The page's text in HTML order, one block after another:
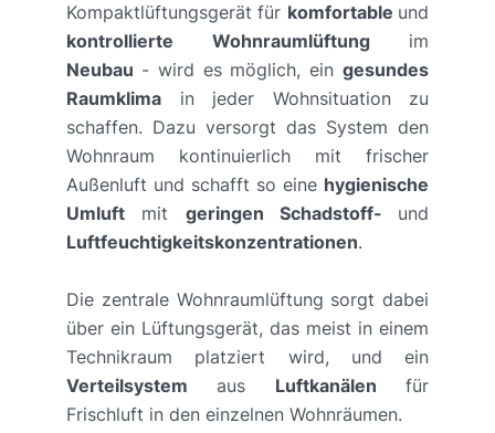
Kompaktlüftungsgerät für komfortable und
kontrollierte Wohnraumlüftungim
Neubau - wird es möglich, eingesundes
Raumklima in jeder Wohnsituation zu
schaffen. Dazu versorgt das System den
Wohnraum kontinuierlich mit frischer
Außenluft und schafft so eine hygienische
Umluft mit geringen Schadstoff- und
Luftfeuchtigkeitskonzentrationen.
Die zentrale Wohnraumlüftung sorgt dabei
über ein Lüftungsgerät, das meist in einem
Technikraum platziert wird, und ein
Verteilsystem aus Luftkanälen für
Frischluft in den einzelnen Wohnräumen.